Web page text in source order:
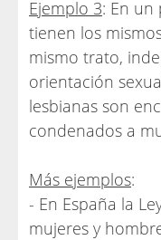
Ejemplo 3: En un
tienen los
mismo trato,
orientación
lesbianas son
condenados a
Más ejemplos:
- En España la
mujeres y